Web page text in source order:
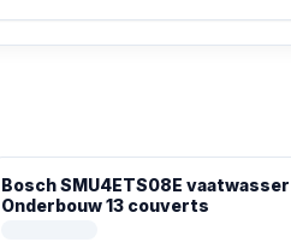
Bosch SMU4ETS08E vaatwasser
Onderbouw 13 couverts